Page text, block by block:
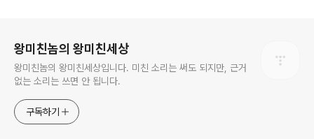
왕미친놈의 왕미친세상
왕미친놈의 왕미친세상입니다. 미친 소리는 써도 되지만, 근거
없는 소리는 쓰면 안 됩니다.
구독하기